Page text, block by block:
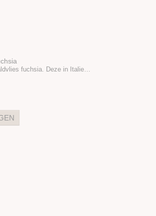
fuchsia. Deze in Italie…